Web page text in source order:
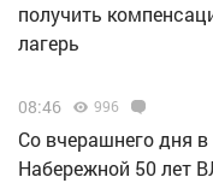
получить
лагерь
08:46 996
Со вчерашнего дня
Набережной 50 лет